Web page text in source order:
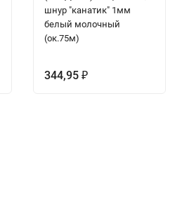
шнур "канатик" 1мм
белый молочный
(ок.75м)
344,95 ₽